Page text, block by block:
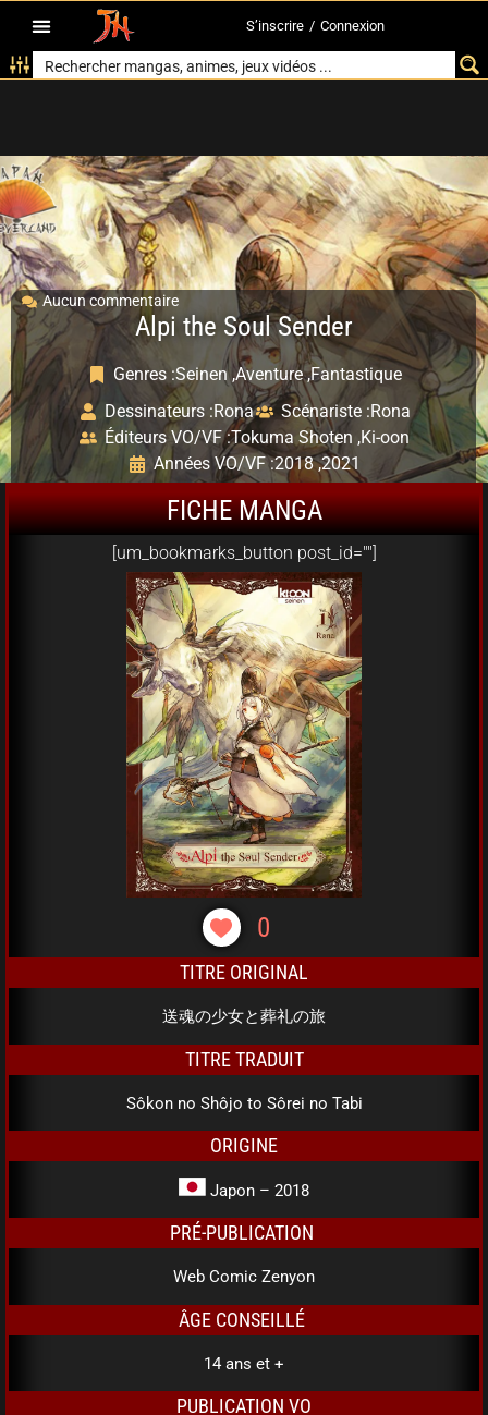
S’inscrire / Connexion
Aucun commentaire
Alpi the Soul Sender
Genres :Seinen ,Aventure ,Fantastique
Dessinateurs :Rona Scénariste :Rona
Éditeurs VO/VF :Tokuma Shoten ,Ki-oon
Années VO/VF :2018 ,2021
FICHE MANGA
[um_bookmarks_button post_id=""]
0
TITRE ORIGINAL
送魂の少女と葬礼の旅
TITRE TRADUIT
Sôkon no Shôjo to Sôrei no Tabi
ORIGINE
Japon – 2018
PRÉ-PUBLICATION
Web Comic Zenyon
ÂGE CONSEILLÉ
14 ans et +
PUBLICATION VO